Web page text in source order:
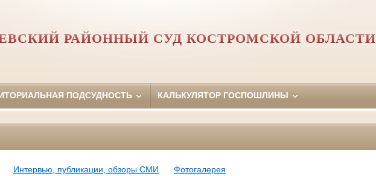
РАЙОННЫЙ СУД КОСТРОМСКОЙ ОБЛАСТИ
ПОДСУДНОСТЬ КАЛЬКУЛЯТОР ГОСПОШЛИНЫ
Интервью, публикации, обзоры СМИ Фотогалерея